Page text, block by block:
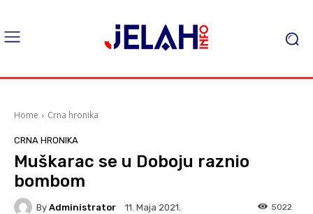
Home Crna hronika
CRNA HRONIKA
Muškarac se u Doboju raznio
bombom
By Administrator 11. Maja 2021. 5022